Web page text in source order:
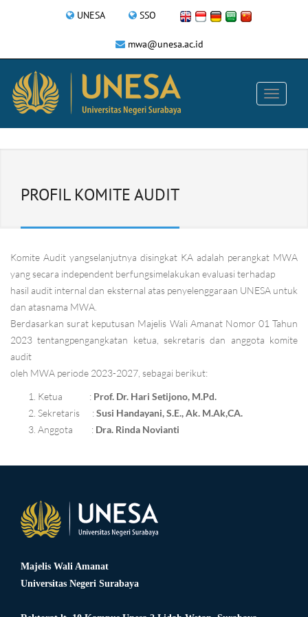
UNESA SSO
mwa@unesa.ac.id
PROFIL KOMITE AUDIT
Komite Audit yangselanjutnya disingkat KA adalah perangkat MWA
yang secara independent berfungsimelakukan evaluasi terhadap
hasil audit internal dan eksternal atas penyelenggaraan UNESA untuk
dan atasnama MWA.
Berdasarkan surat keputusan Majelis Wali Amanat Nomor 01 Tahun
2023 tentangpengangkatan ketua, sekretaris dan anggota komite
audit
oleh MWA periode 2023-2027, sebagai berikut:
Ketua : Prof. Dr. Hari Setijono, M.Pd.
Sekretaris :Susi Handayani, S.E., Ak. M.Ak,CA.
Anggota : Dra. Rinda Novianti
Majelis Wali Amanat
Universitas Negeri Surabaya